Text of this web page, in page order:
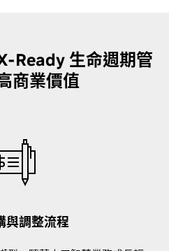
Ready 生命週期管
商業價值
與調整流程